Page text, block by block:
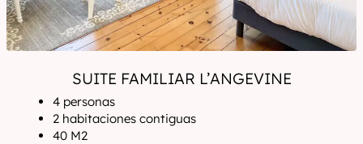
SUITE FAMILIAR L’ANGEVINE
4 personas
2 habitaciones contiguas
40 M2